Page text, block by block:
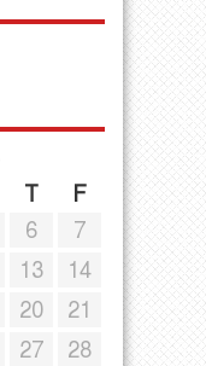
T
F
6
7
13
14
20
21
27
28